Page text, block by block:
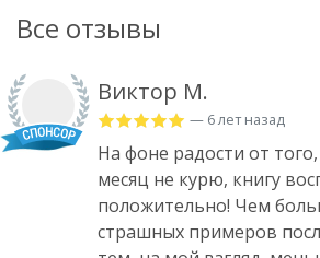
Все отзывы
Виктор М.
— 6 лет назад
На фоне радости от
месяц не курю, книгу
положительно! Чем
страшных примеров